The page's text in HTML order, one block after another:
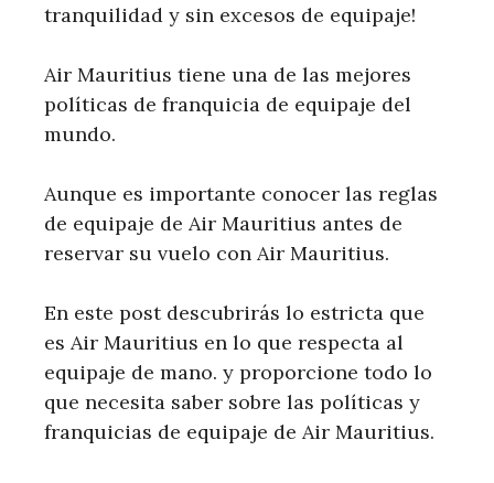
tranquilidad y sin excesos de equipaje!
Air Mauritius tiene una de las mejores
políticas de franquicia de equipaje del
mundo.
Aunque es importante conocer las reglas
de equipaje de Air Mauritius antes de
reservar su vuelo con Air Mauritius.
En este post descubrirás lo estricta que
es Air Mauritius en lo que respecta al
equipaje de mano. y proporcione todo lo
que necesita saber sobre las políticas y
franquicias de equipaje de Air Mauritius.